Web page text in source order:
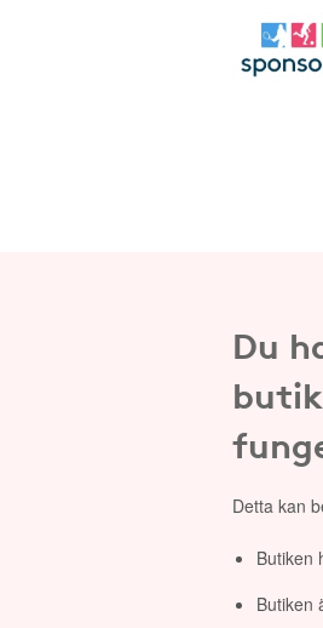
Du
Detta kan
Butiken
Butiken